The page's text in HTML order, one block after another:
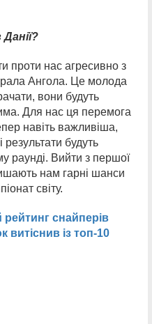
проти нас агресивно з
Ангола. Це молода
вони будуть
Для нас ця перемога
навіть важливіша,
будуть
раунді. Вийти з першої
нам гарні шанси
світу.
рейтинг снайперів
витіснив із топ-10